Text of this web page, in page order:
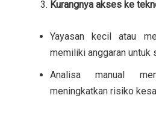
Kurangnya akses ke
Yayasan kecil atau
memiliki anggaran untuk
Analisa manual
meningkatkan risiko